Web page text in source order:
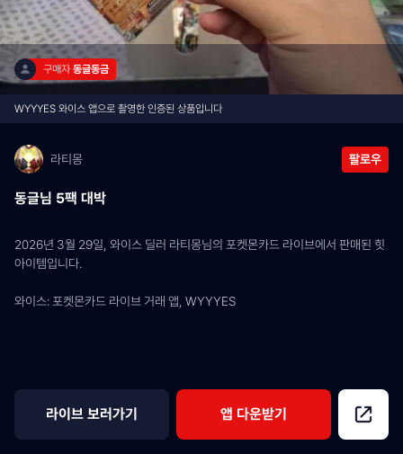
구매자 동글동금
WYYYES 와이스 앱으로 촬영한 인증된 상품입니다
라티몽 팔로우
동글님 5팩 대박
2026년 3월 29일, 와이스 딜러 라티몽님의 포켓몬카드 라이브에서 판매된 힛
아이템입니다.
와이스: 포켓몬카드 라이브 거래 앱, WYYYES
라이브 보러가기 앱 다운받기